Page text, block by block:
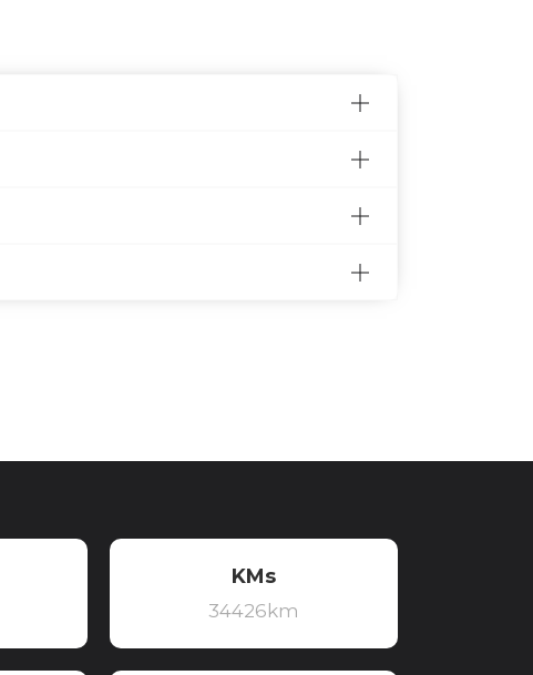
KMs
34426km